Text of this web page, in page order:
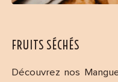
FRUITS SÉCHÉS
Découvrez nos